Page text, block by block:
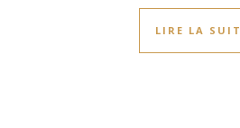
LIRE LA